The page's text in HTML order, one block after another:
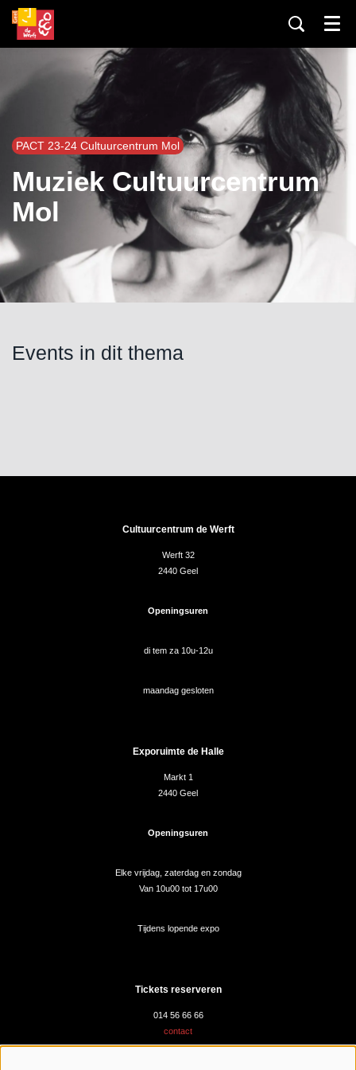
Menu
PACT 23-24 Cultuurcentrum Mol
Muziek Cultuurcentrum
Mol
Events in dit thema
Cultuurcentrum de Werft
Werft 32
2440 Geel
Openingsuren
di tem za 10u-12u
maandag gesloten
Exporuimte de Halle
Markt 1
2440 Geel
Openingsuren
Elke vrijdag, zaterdag en zondag
Van 10u00 tot 17u00
Tijdens lopende expo
Tickets reserveren
014 56 66 66
contact